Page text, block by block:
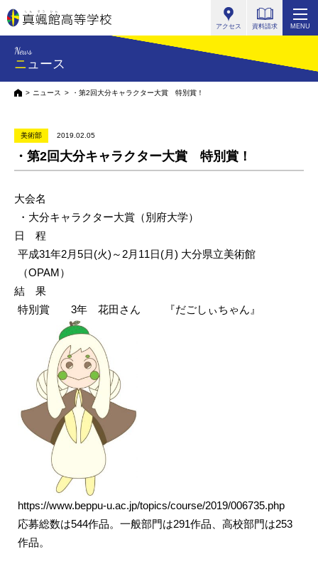
アクセス 資料請求 MENU
News
ニュース
HOMEニュース ・第2回大分キャラクター大賞 特別賞！
美術部 2019.02.05
・第2回大分キャラクター大賞 特別賞！
大会名
・大分キャラクター大賞（別府大学）
日 程
平成31年2月5日(火)～2月11日(月) 大分県立美術館
（OPAM）
結 果
特別賞 3年 花田さん 『だごしぃちゃん』
https://www.beppu-u.ac.jp/topics/course/2019/006735.php
応募総数は544作品。一般部門は291作品、高校部門は253
作品。